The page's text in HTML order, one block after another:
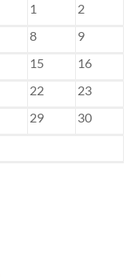
1
2
8
9
15
16
22
23
29
30